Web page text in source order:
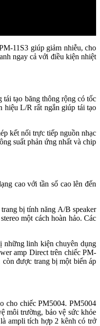
11S3 giúp giảm nhiễu, cho
ngay cả với điều kiện nhiệt
tạo băng thông rộng có tốc
hiệu L/R rất ngắn giúp tái tạo
kết nối trực tiếp nguồn nhạc
suất phản ứng nhất và chip
cao với tần số cao lên đến
bị tính năng A/B speaker
một cách hoàn hảo. Các
những linh kiện chuyên dụng
amp Direct trên chiếc PM-
được trang bị một biến áp
cho chiếc PM5004. PM5004
môi trường, bảo vệ sức khỏe
ampli tích hợp 2 kênh có trở